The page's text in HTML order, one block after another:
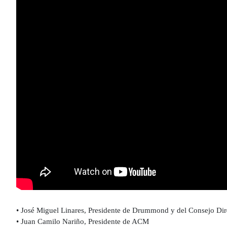
• José Miguel Linares, Presidente de Drummond y del Consejo
• Juan Camilo Nariño, Presidente de ACM